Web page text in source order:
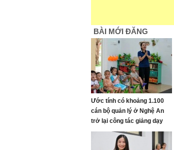
BÀI MỚI ĐĂNG
Ước tính có khoảng 1.100
cán bộ quản lý ở Nghệ An
trở lại công tác giảng dạy